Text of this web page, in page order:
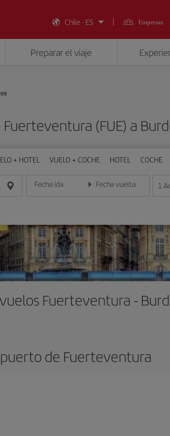
Chile - ES
Empresas
Preparar el viaje
(FUE) a
+ HOTEL VUELO + COCHE HOTEL COCHE
Fecha ida
Introduce la fecha en formato día/mes/año
Fecha vuelta
Introduce la fecha en 1
Fuerteventura -
de Fuerteventura